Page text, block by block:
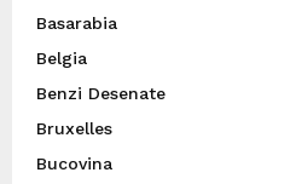
Basarabia
Belgia
Benzi Desenate
Bruxelles
Bucovina